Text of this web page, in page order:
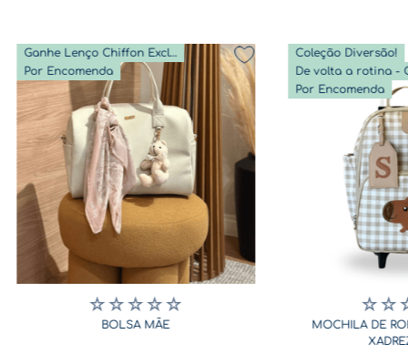
Ganhe Lenço Chiffon Exclusivo
Por Encomenda
☆☆☆☆☆
BOLSA MÃE
Coleção Diversão!
Por Encomenda
☆☆
MOCHILA DE